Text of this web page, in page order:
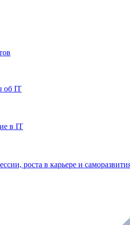
об IT
в IT
роста в карьере и